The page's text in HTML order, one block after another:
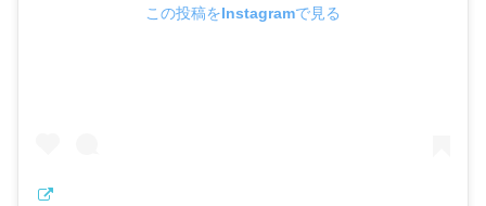
この投稿をInstagramで見る